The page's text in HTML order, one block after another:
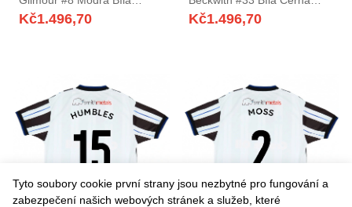
Domů Hráčské Dresy
Kč1.496,70
Daleko Hráčské Dresy
Kč1.496,70
Tyto soubory cookie první strany jsou nezbytné pro fungování a
zabezpečení našich webových stránek a služeb, které